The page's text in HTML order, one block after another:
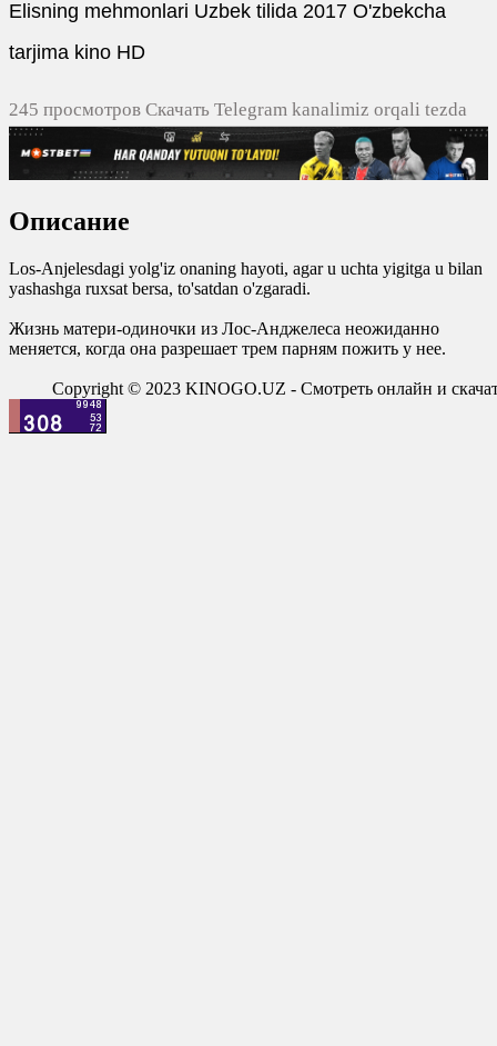
Elisning mehmonlari Uzbek tilida 2017 O'zbekcha
tarjima kino HD
245 просмотров Скачать Telegram kanalimiz orqali tezda
yuklash
0
Описание
Los-Anjelesdagi yolg'iz onaning hayoti, agar u uchta yigitga u bilan
yashashga ruxsat bersa, to'satdan o'zgaradi.
Жизнь матери-одиночки из Лос-Анджелеса неожиданно
меняется, когда она разрешает трем парням пожить у нее.
Copyright © 2023 KINOGO.UZ - Смотреть онлайн и